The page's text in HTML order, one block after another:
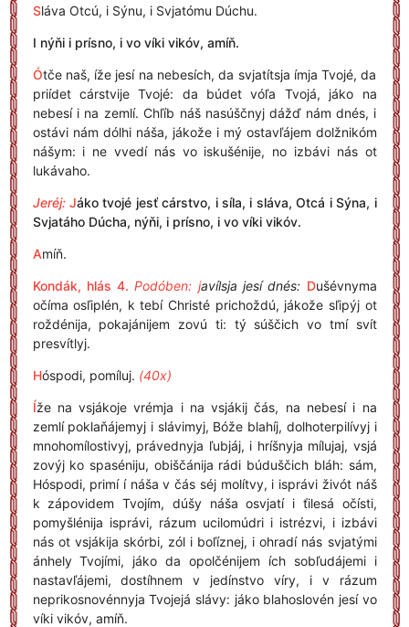
Sláva Otcú, i Sýnu, i Svjatómu Dúchu.
I nýňi i prísno, i vo víki vikóv, amíň.
Ótče naš, íže jesí na nebesích, da svjatítsja ímja Tvojé, da
priídet cárstvije Tvojé: da búdet vóľa Tvojá, jáko na
nebesí i na zemlí. Chľíb náš nasúščnyj dážď nám dnés, i
ostávi nám dólhi náša, jákože i mý ostavľájem dolžnikóm
nášym: i ne vvedí nás vo iskušénije, no izbávi nás ot
lukávaho.
Jeréj: Jáko tvojé jesť cárstvo, i síla, i sláva, Otcá i Sýna, i
Svjatáho Dúcha, nýňi, i prísno, i vo víki vikóv.
Amíň.
Kondák, hlás 4. Podóben: javílsja jesí dnés: Dušévnyma
očíma osľiplén, k tebí Christé prichoždú, jákože sľipýj ot
roždénija, pokajánijem zovú ti: tý súščich vo tmí svít
presvítlyj.
Hóspodi, pomíluj. (40x)
Íže na vsjákoje vrémja i na vsjákij čás, na nebesí i na
zemlí poklaňájemyj i slávimyj, Bóže blahíj, dolhoterpilívyj i
mnohomílostivyj, právednyja ľubjáj, i hríšnyja mílujaj, vsjá
zovýj ko spaséniju, obiščánija rádi búduščich bláh: sám,
Hóspodi, primí í náša v čás séj molítvy, i isprávi živót náš
k zápovidem Tvojím, dúšy náša osvjatí i ťilesá očísti,
pomyšlénija isprávi, rázum ucilomúdri i istrézvi, i izbávi
nás ot vsjákija skórbi, zól i boľíznej, i ohradí nás svjatými
ánhely Tvojími, jáko da opolčénijem ích sobľudájemi i
nastavľájemi, dostíhnem v jedínstvo víry, i v rázum
neprikosnovénnyja Tvojejá slávy: jáko blahoslovén jesí vo
víki vikóv, amíň.